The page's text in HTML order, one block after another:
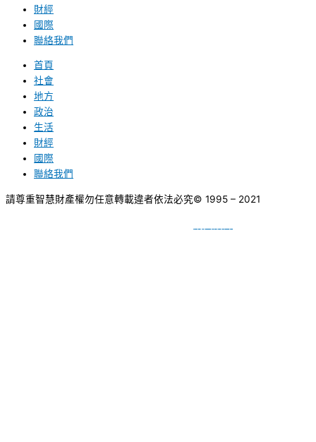
財經
國際
聯絡我們
首頁
社會
地方
政治
生活
財經
國際
聯絡我們
請尊重智慧財產權勿任意轉載違者依法必究© 1995 – 2021